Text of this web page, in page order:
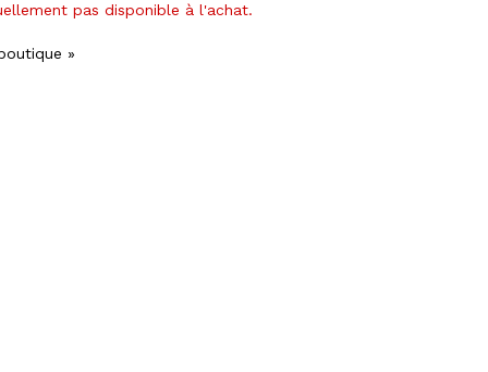
pas disponible à l'achat.
»